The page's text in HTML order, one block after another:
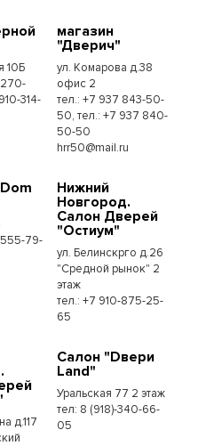
10Б
270-
314-
магазин
"Дверич"
ул. Комарова д.38
офис 2
тел.: +7 937 843-50-
50, тел.: +7 937 840-
50-50
hrr50@mail.ru
555-79-
Нижний
Новгород.
Салон Дверей
"Остиум"
ул. Белинскрго д.26
"Средной рынок" 2
этаж
тел.: +7 910-875-25-
65
д.117
Салон "Dвери
Land"
Уральская 77 2 этаж
тел: 8 (918)-340-66-
05